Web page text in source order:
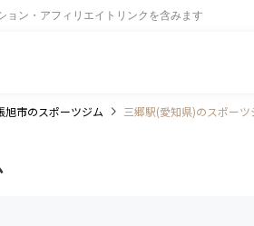
ョン・アフィリエイトリンクを含みます
旭市のスポーツジム 三郷駅(愛知県)のスポーツ